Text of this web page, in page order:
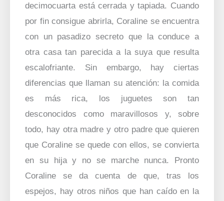
decimocuarta está cerrada y tapiada. Cuando
por fin consigue abrirla, Coraline se encuentra
con un pasadizo secreto que la conduce a
otra casa tan parecida a la suya que resulta
escalofriante. Sin embargo, hay ciertas
diferencias que llaman su atención: la comida
es más rica, los juguetes son tan
desconocidos como maravillosos y, sobre
todo, hay otra madre y otro padre que quieren
que Coraline se quede con ellos, se convierta
en su hija y no se marche nunca. Pronto
Coraline se da cuenta de que, tras los
espejos, hay otros niños que han caído en la